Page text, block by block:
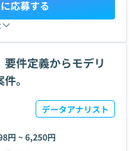
応募する
要件定義からモデリ
。
データアナリスト
円 ~ 6,250円